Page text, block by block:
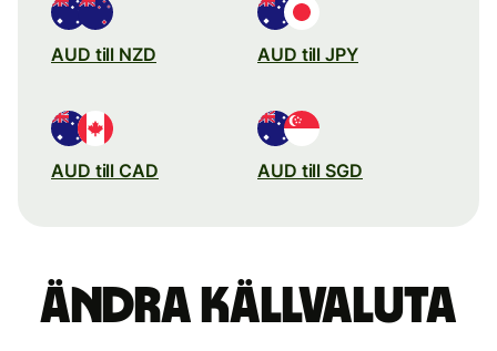
AUD till NZD AUD till JPY
AUD till CAD AUD till SGD
Ändra källvaluta